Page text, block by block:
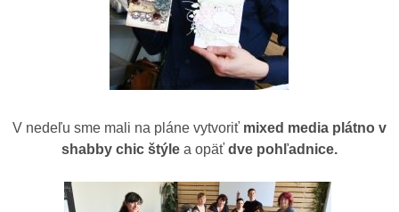
V nedeľu sme mali na pláne vytvoriť mixed media plátno v
shabby chic štýle a opäťdve pohľadnice.